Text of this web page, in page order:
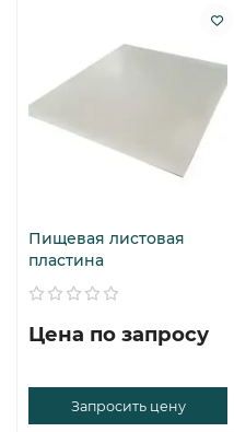
Пищевая листовая
пластина
Цена по запросу
Запросить цену